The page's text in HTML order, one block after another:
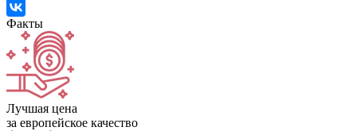
Факты
Лучшая цена
за европейское качество